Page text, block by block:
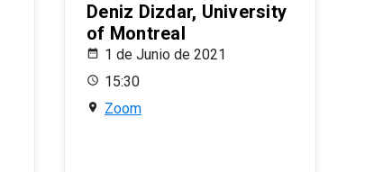
Deniz Dizdar, University
of Montreal
1 de Junio de 2021
15:30
Zoom